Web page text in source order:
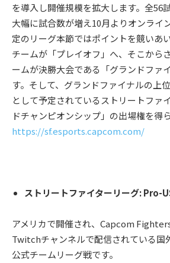
を導入し開催規模を拡大します。全56
大幅に試合数が増え10月よりオンライ
定のリーグ本節ではポイントを競いあ
チームが「プレイオフ」へ、そこから
ームが決勝大会である「グランドファ
す。そして、グランドファイナルの上
として予定されているストリートファ
ドチャンピオンシップ」の出場権を得
https://sf.esports.capcom.com/
ストリートファイターリーグ: Pro-
アメリカで開催され、Capcom
Twitchチャンネルで配信されている国
公式チームリーグ戦です。